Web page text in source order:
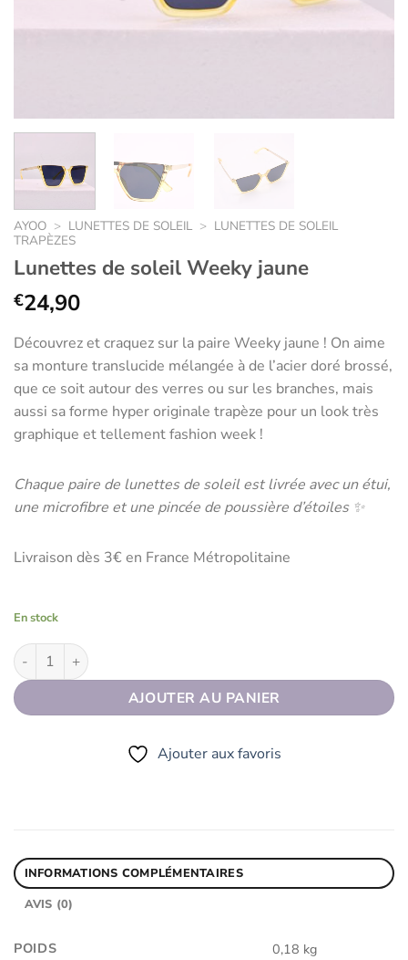
AYOO > LUNETTES DE SOLEIL > LUNETTES DE SOLEIL
TRAPÈZES
Lunettes de soleil Weeky jaune
€24,90
Découvrez et craquez sur la paire Weeky jaune ! On aime
sa monture translucide mélangée à de l’acier doré brossé,
que ce soit autour des verres ou sur les branches, mais
aussi sa forme hyper originale trapèze pour un look très
graphique et tellement fashion week !
Chaque paire de lunettes de soleil est livrée avec un étui,
une microfibre et une pincée de poussière d’étoiles ✨
Livraison dès 3€ en France Métropolitaine
En stock
quantité de Lunettes de soleil Weeky jaune
AJOUTER AU PANIER
Ajouter aux favoris
INFORMATIONS COMPLÉMENTAIRES
AVIS (0)
POIDS
0,18 kg